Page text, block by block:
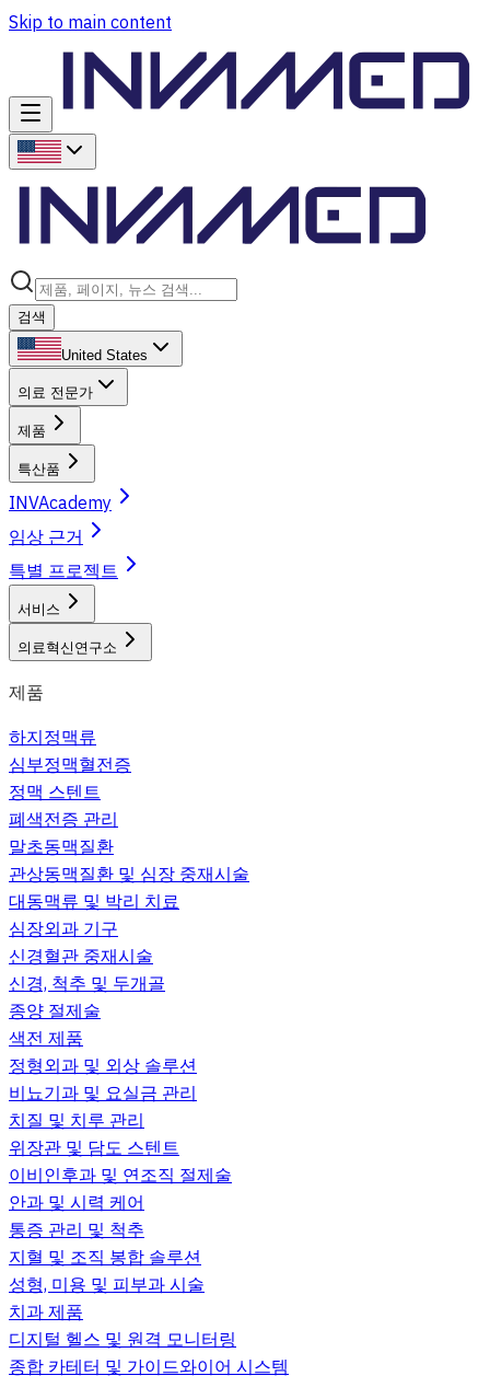
Skip to main content
검색
United States
의료 전문가
제품
특산품
INVAcademy
임상 근거
특별 프로젝트
서비스
의료혁신연구소
제품
하지정맥류
심부정맥혈전증
정맥 스텐트
폐색전증 관리
말초동맥질환
관상동맥질환 및 심장 중재시술
대동맥류 및 박리 치료
심장외과 기구
신경혈관 중재시술
신경, 척추 및 두개골
종양 절제술
색전 제품
정형외과 및 외상 솔루션
비뇨기과 및 요실금 관리
치질 및 치루 관리
위장관 및 담도 스텐트
이비인후과 및 연조직 절제술
안과 및 시력 케어
통증 관리 및 척추
지혈 및 조직 봉합 솔루션
성형, 미용 및 피부과 시술
치과 제품
디지털 헬스 및 원격 모니터링
종합 카테터 및 가이드와이어 시스템